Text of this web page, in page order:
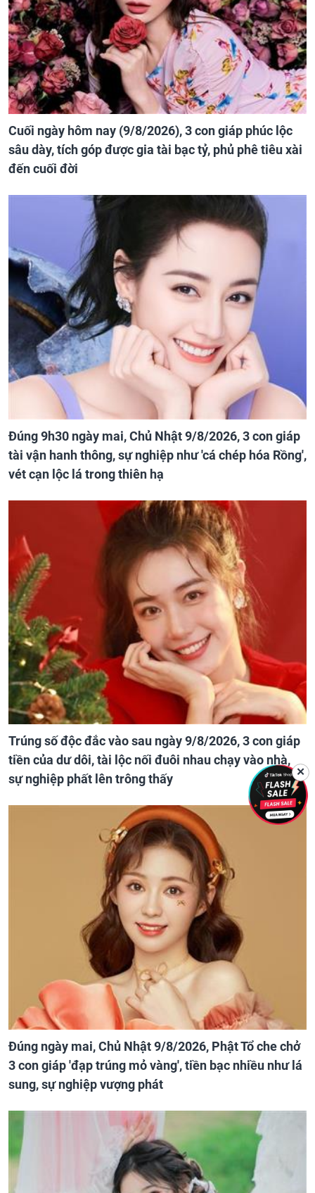
Cuối ngày hôm nay (9/8/2026), 3 con giáp phúc lộc
sâu dày, tích góp được gia tài bạc tỷ, phủ phê tiêu xài
đến cuối đời
Đúng 9h30 ngày mai, Chủ Nhật 9/8/2026, 3 con giáp
tài vận hanh thông, sự nghiệp như 'cá chép hóa Rồng',
vét cạn lộc lá trong thiên hạ
Trúng số độc đắc vào sau ngày 9/8/2026, 3 con giáp
tiền của dư dôi, tài lộc nối đuôi nhau chạy vào nhà,
sự nghiệp phất lên trông thấy
Đúng ngày mai, Chủ Nhật 9/8/2026, Phật Tổ che chở
3 con giáp 'đạp trúng mỏ vàng', tiền bạc nhiều như lá
sung, sự nghiệp vượng phát
✕